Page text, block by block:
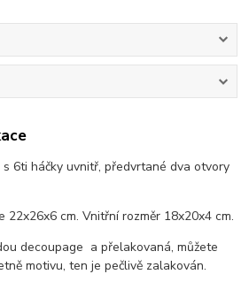
6ti háčky uvnitř, předvrtané dva otvory
22x26x6 cm. Vnitřní rozměr 18x20x4 cm.
decoupage a přelakovaná, můžete
motivu, ten je pečlivě zalakován.